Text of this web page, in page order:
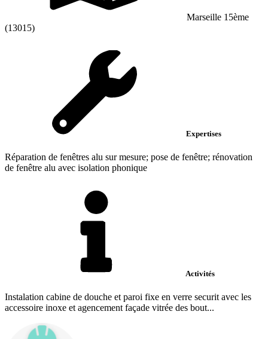
Marseille 15ème
(13015)
Expertises
Réparation de fenêtres alu sur mesure; pose de fenêtre; rénovation
de fenêtre alu avec isolation phonique
Activités
Instalation cabine de douche et paroi fixe en verre securit avec les
accessoire inoxe et agencement façade vitrée des bout...